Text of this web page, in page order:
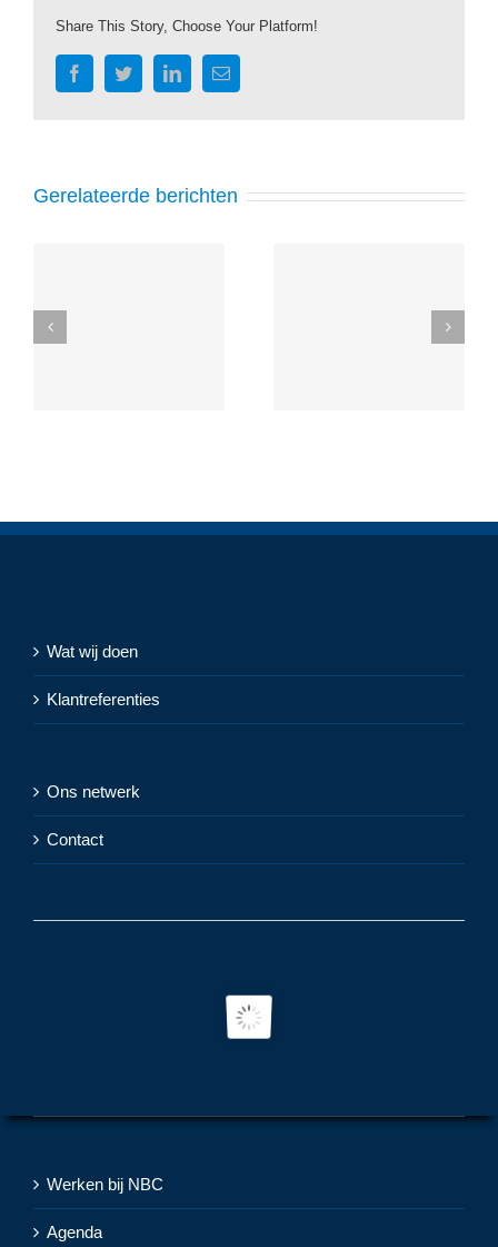
Share This Story, Choose Your Platform!
FacebookTwitterLinkedIn
E-
mail
Gerelateerde berichten
Wat wij doen
Klantreferenties
Ons netwerk
Contact
Werken bij NBC
Agenda